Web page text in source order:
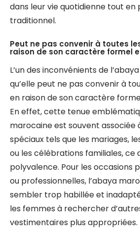
dans leur vie quotidienne tout
traditionnel.
Peut ne pas convenir à toutes
raison de son caractère formel
L’un des inconvénients de
qu’elle peut ne pas convenir à
en raison de son caractère
En effet, cette tenue
marocaine est souvent associée
spéciaux tels que les mariages,
ou les célébrations familiales, ce
polyvalence. Pour les occasions
ou professionnelles, l’abaya
sembler trop habillée et
les femmes à rechercher
vestimentaires plus appropriées.